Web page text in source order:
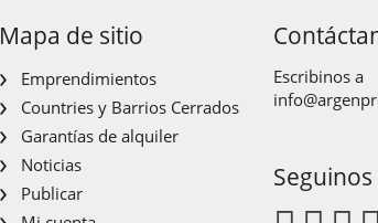
Mapa de sitio
Emprendimientos
Countries y Barrios Cerrados
Garantías de alquiler
Noticias
Publicar
Escribinos a
Seguinos